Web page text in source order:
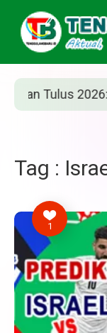
Tulus 2026:
Tag :
1